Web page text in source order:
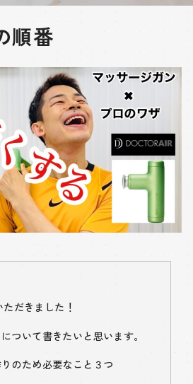
順番
だきました！
ついて書きたいと思います。
のため必要なこと３つ